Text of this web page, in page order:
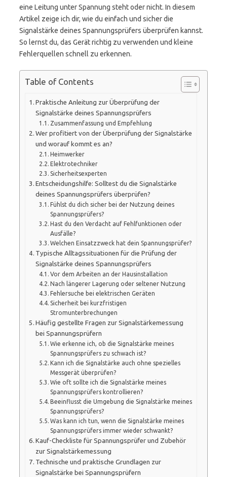
eine Leitung unter Spannung steht oder nicht. In diesem
Artikel zeige ich dir, wie du einfach und sicher die
Signalstärke deines Spannungsprüfers überprüfen kannst.
So lernst du, das Gerät richtig zu verwenden und kleine
Fehlerquellen schnell zu erkennen.
Table of Contents
Praktische Anleitung zur Überprüfung der
Signalstärke deines Spannungsprüfers
Zusammenfassung und Empfehlung
Wer profitiert von der Überprüfung der Signalstärke
und worauf kommt es an?
Heimwerker
Elektrotechniker
Sicherheitsexperten
Entscheidungshilfe: Solltest du die Signalstärke
deines Spannungsprüfers überprüfen?
Fühlst du dich sicher bei der Nutzung deines
Spannungsprüfers?
Hast du den Verdacht auf Fehlfunktionen oder
Ausfälle?
Welchen Einsatzzweck hat dein Spannungsprüfer?
Typische Alltagssituationen für die Prüfung der
Signalstärke deines Spannungsprüfers
Vor dem Arbeiten an der Hausinstallation
Nach längerer Lagerung oder seltener Nutzung
Fehlersuche bei elektrischen Geräten
Sicherheit bei kurzfristigen
Stromunterbrechungen
Häufig gestellte Fragen zur Signalstärkemessung
bei Spannungsprüfern
Wie erkenne ich, ob die Signalstärke meines
Spannungsprüfers zu schwach ist?
Kann ich die Signalstärke auch ohne spezielles
Messgerät überprüfen?
Wie oft sollte ich die Signalstärke meines
Spannungsprüfers kontrollieren?
Beeinflusst die Umgebung die Signalstärke meines
Spannungsprüfers?
Was kann ich tun, wenn die Signalstärke meines
Spannungsprüfers immer wieder schwankt?
Kauf-Checkliste für Spannungsprüfer und Zubehör
zur Signalstärkemessung
Technische und praktische Grundlagen zur
Signalstärke bei Spannungsprüfern